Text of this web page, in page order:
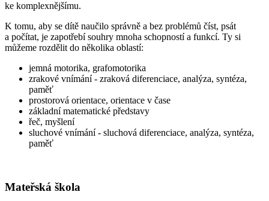
ke komplexnějšímu.
K tomu, aby se dítě naučilo správně a bez problémů číst, psát
a počítat, je zapotřebí souhry mnoha schopností a funkcí. Ty si
můžeme rozdělit do několika oblastí:
jemná motorika, grafomotorika
zrakové vnímání - zraková diferenciace, analýza, syntéza,
paměť
prostorová orientace, orientace v čase
základní matematické představy
řeč, myšlení
sluchové vnímání - sluchová diferenciace, analýza, syntéza,
paměť
Mateřská škola